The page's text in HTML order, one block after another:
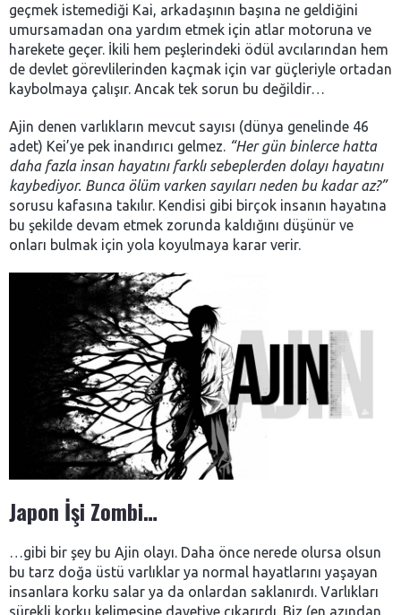
geçmek istemediği Kai, arkadaşının başına ne geldiğini
umursamadan ona yardım etmek için atlar motoruna ve
harekete geçer. İkili hem peşlerindeki ödül avcılarından hem
de devlet görevlilerinden kaçmak için var güçleriyle ortadan
kaybolmaya çalışır. Ancak tek sorun bu değildir…
Ajin denen varlıkların mevcut sayısı (dünya genelinde 46
adet) Kei’ye pek inandırıcı gelmez. “Her gün binlerce hatta
daha fazla insan hayatını farklı sebeplerden dolayı hayatını
kaybediyor. Bunca ölüm varken sayıları neden bu kadar az?”
sorusu kafasına takılır. Kendisi gibi birçok insanın hayatına
bu şekilde devam etmek zorunda kaldığını düşünür ve
onları bulmak için yola koyulmaya karar verir.
Japon İşi Zombi…
…gibi bir şey bu Ajin olayı. Daha önce nerede olursa olsun
bu tarz doğa üstü varlıklar ya normal hayatlarını yaşayan
insanlara korku salar ya da onlardan saklanırdı. Varlıkları
sürekli korku kelimesine davetiye çıkarırdı. Biz (en azından